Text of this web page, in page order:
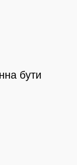
бути